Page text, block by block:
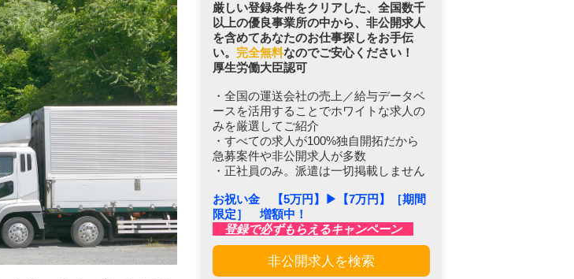
厳しい登録条件をクリアした、全国数千
以上の優良事業所の中から、非公開求人
を含めてあなたのお仕事探しをお手伝
い。 完全無料なのでご安心ください！
厚生労働大臣認可
・全国の運送会社の売上／給与データベ
ースを活用することでホワイトな求人の
みを厳選してご紹介
・すべての求人が100%独自開拓だから
急募案件や非公開求人が多数
・正社員のみ。派遣は一切掲載しません
お祝い金 【5万円】▶︎【7万円】［期間
限定］ 増額中！
登録で必ずもらえるキャンペーン
非公開求人を検索